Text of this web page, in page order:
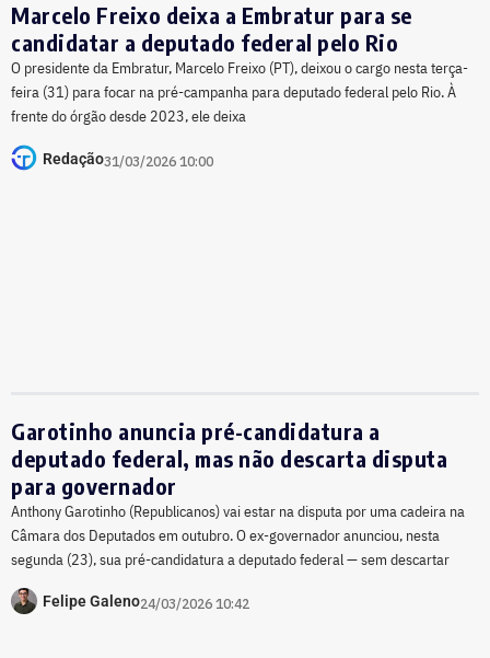
Marcelo Freixo deixa a Embratur para se
candidatar a deputado federal pelo Rio
O presidente da Embratur, Marcelo Freixo (PT), deixou o cargo nesta terça-
feira (31) para focar na pré-campanha para deputado federal pelo Rio. À
frente do órgão desde 2023, ele deixa
Redação31/03/2026 10:00
Garotinho anuncia pré-candidatura a
deputado federal, mas não descarta disputa
para governador
Anthony Garotinho (Republicanos) vai estar na disputa por uma cadeira na
Câmara dos Deputados em outubro. O ex-governador anunciou, nesta
segunda (23), sua pré-candidatura a deputado federal — sem descartar
Felipe Galeno24/03/2026 10:42